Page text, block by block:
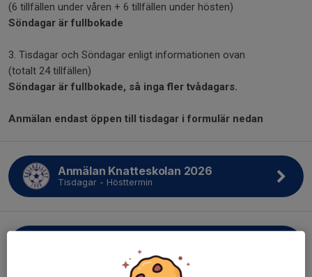
(6 tillfällen under våren + 6 tillfällen under hösten)
Söndagar är fullbokade
3. Tisdagar och Söndagar enligt informationen ovan
(totalt 24 tillfällen)
Söndagar är fullbokade, så inga fler tvådagars.
Anmälan endast öppen till tisdagar i formulär nedan
Anmälan Knatteskolan 2026
Tisdagar - Hösttermin